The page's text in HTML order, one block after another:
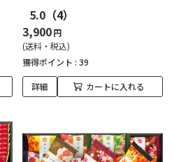
5.0 （4）
3,900円
(送料・税込)
獲得ポイント : 39
詳細 カートに入れる